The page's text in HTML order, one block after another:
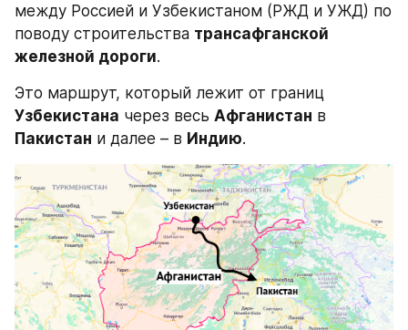
между Россией и Узбекистаном (РЖД и УЖД) по
поводу строительства трансафганской
железной дороги.
Узбекистана через весь Афганистан
Пакистан и далее – в Индию.